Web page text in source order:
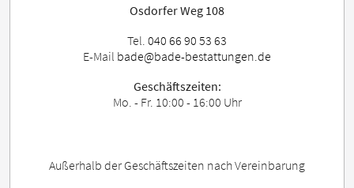
Osdorfer Weg 108
Tel. 040 66 90 53 63
E-Mail bade@bade-bestattungen.de
Geschäftszeiten:
Mo. - Fr. 10:00 - 16:00 Uhr
Außerhalb der Geschäftszeiten nach Vereinbarung